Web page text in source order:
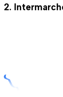
2.